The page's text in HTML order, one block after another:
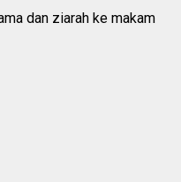
dan ziarah ke makam